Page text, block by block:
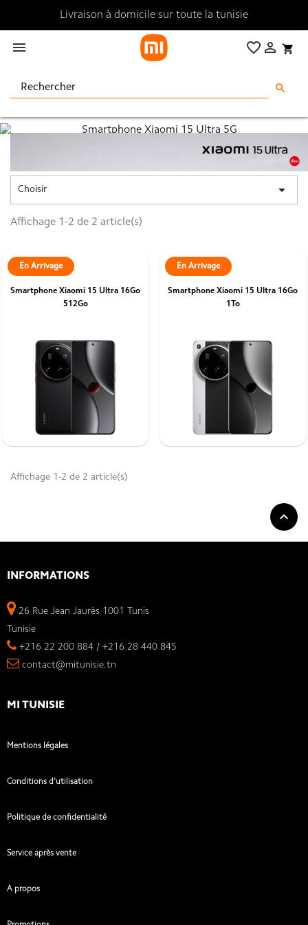
Livraison à domicile sur toute la tunisie
 shopping_cart

favorite_border
search
Smartphone Xiaomi 15 Ultra 5G
Plongez dans l'excellence avec le smartphone
Xiaomi 15 Ultra 5G,
équipé d'un appareil photo ultra-performant.
batterie Xiaomi Surge,
de 5410 mAh vous assurent une autonomie
Choisir 
Affichage 1-2 de 2 article(s)
Smartphone Xiaomi 15 Ultra 16Go
512Go
En Arrivage
Smartphone Xiaomi 15 Ultra 16Go
1To
En Arrivage
Affichage 1-2 de 2 article(s)

INFORMATIONS
26 Rue Jean Jaurès 1001 Tunis
Tunisie
+216 22 200 884 / +216 28 440 845
contact@mitunisie.tn
MI TUNISIE
Mentions légales
Conditions d'utilisation
Politique de confidentialité
Service après vente
A propos